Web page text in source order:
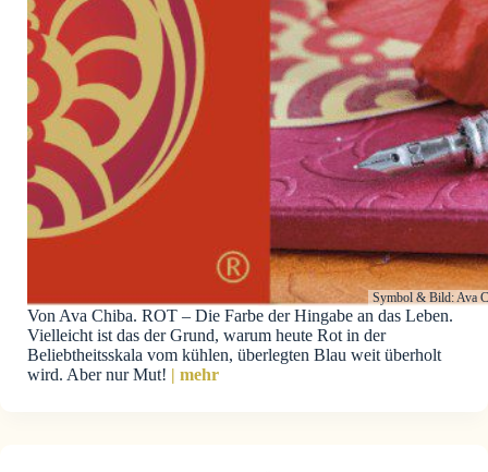
Symbol & Bild: Ava
Von Ava Chiba. ROT – Die Farbe der Hingabe an das Leben.
Vielleicht ist das der Grund, warum heute Rot in der
Beliebtheitsskala vom kühlen, überlegten Blau weit überholt
wird. Aber nur Mut! | mehr